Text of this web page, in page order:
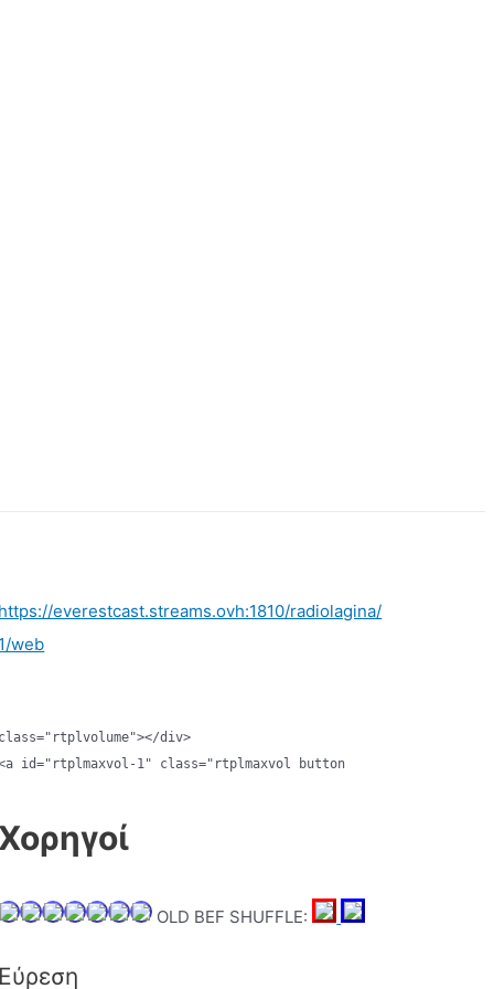
https://everestcast.streams.ovh:1810/radiolagina/
1/web
class="rtplvolume"></div>
id="rtplmaxvol-1" class="rtplmaxvol button
Χορηγοί
OLD BEF SHUFFLE:
Εύρεση